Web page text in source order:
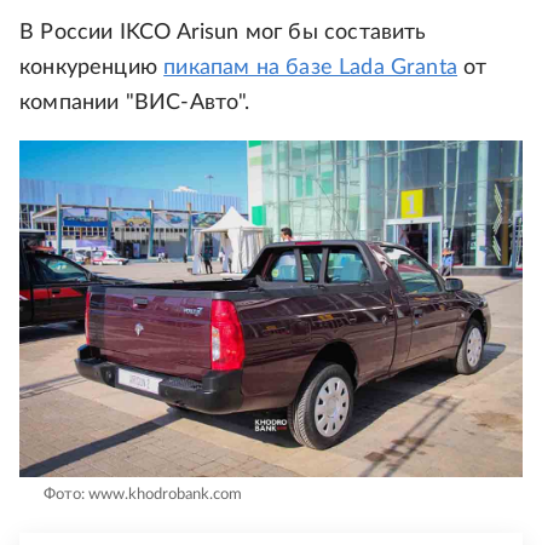
В России IKCO Arisun мог бы составить
конкуренцию пикапам на базе Lada Granta от
компании "ВИС-Авто".
Фото: www.khodrobank.com